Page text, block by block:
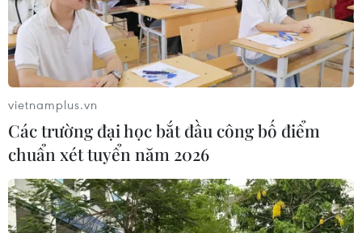
#giá vàng #giá dầu #kim loại quý
#sản xuất vàng
#nhập khẩu vàng
vietnamplus.vn
Các trường đại học bắt đầu công bố điểm
chuẩn xét tuyển năm 2026